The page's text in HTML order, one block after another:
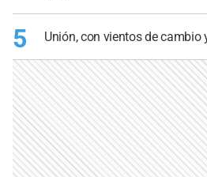
5 Unión, con vientos de cambio